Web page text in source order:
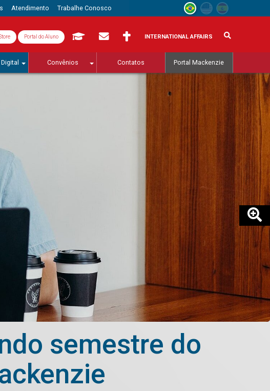
Atendimento Trabalhe Conosco
Portal do Aluno INTERNATIONAL AFFAIRS
Convênios Contatos Portal Mackenzie
semestre do